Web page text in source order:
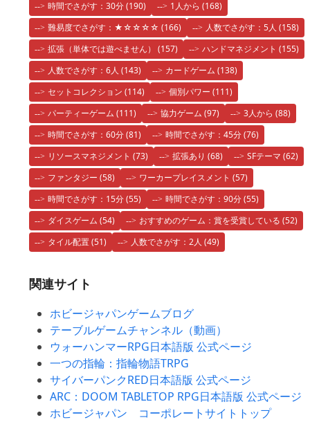
時間でさがす：30分(190) 1人から (168)
難易度でさがす：★☆☆☆☆ (166) 人数でさがす：5人(158)
拡張（単体では遊べません） (157) ハンドマネジメント (155)
人数でさがす：6人(143) カードゲーム (138)
セットコレクション (114) 個別パワー (111)
パーティーゲーム (111) 協力ゲーム (97) 3人から (88)
時間でさがす：60分(81) 時間でさがす：45分(76)
リソースマネジメント (73) 拡張あり (68) SFテーマ (62)
ファンタジー (58) ワーカープレイスメント (57)
時間でさがす：15分(55) 時間でさがす：90分(55)
ダイスゲーム (54) おすすめのゲーム：賞を受賞している (52)
タイル配置(51) 人数でさがす：2人(49)
関連サイト
ホビージャパンゲームブログ
テーブルゲームチャンネル（動画）
ウォーハンマーRPG日本語版 公式ページ
一つの指輪：指輪物語TRPG
サイバーパンクRED日本語版 公式ページ
ARC：DOOM TABLETOP RPG日本語版 公式ページ
ホビージャパン コーポレートサイトトップ